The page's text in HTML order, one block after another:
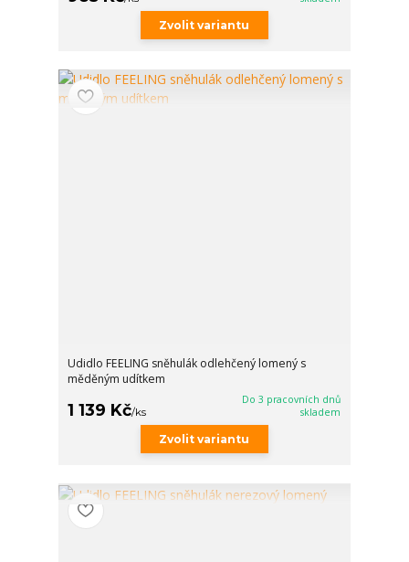
Zvolit variantu
Udidlo FEELING sněhulák odlehčený lomený s
měděným udítkem
1 139 Kč/ks
Do 3 pracovních dnů
skladem
Zvolit variantu